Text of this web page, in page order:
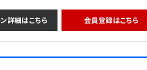
詳細はこちら 会員登録はこちら